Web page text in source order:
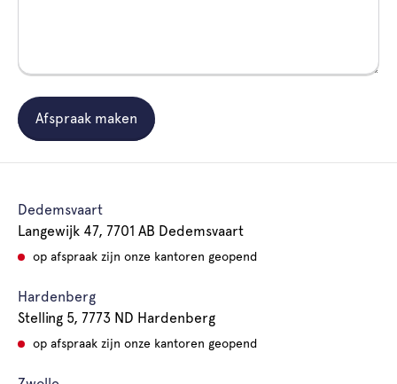
Afspraak maken
Dedemsvaart
Langewijk 47, 7701 AB Dedemsvaart
op afspraak zijn onze kantoren geopend
Hardenberg
Stelling 5, 7773 ND Hardenberg
op afspraak zijn onze kantoren geopend